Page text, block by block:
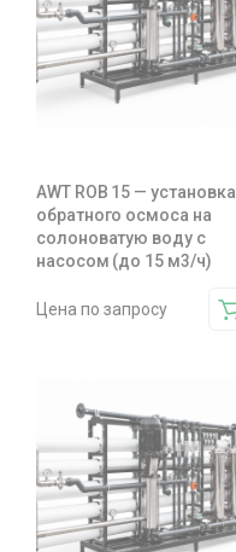
AWT ROB 15 — установка
обратного осмоса на
солоноватую воду с
насосом (до 15 м3/ч)
Цена по запросу